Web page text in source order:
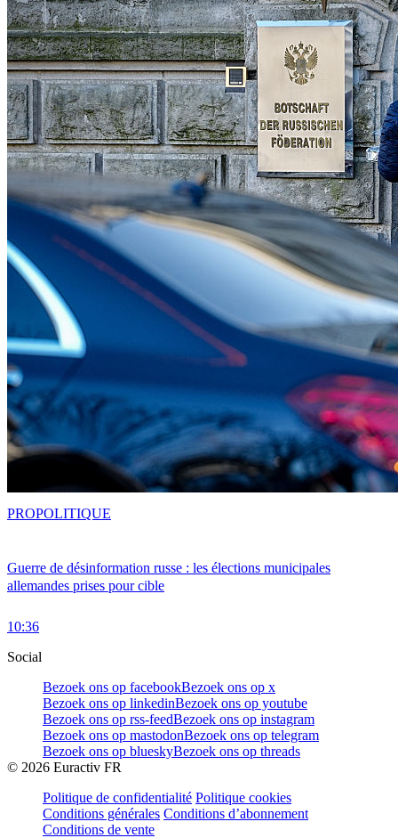
Guerre de désinformation russe : les élections municipales
allemandes prises pour cible
10:36
PROPOLITIQUE
Social
Bezoek ons op facebookBezoek ons op x
Bezoek ons op linkedinBezoek ons op youtube
Bezoek ons op rss-feedBezoek ons op instagram
Bezoek ons op mastodonBezoek ons op telegram
Bezoek ons op blueskyBezoek ons op threads
© 2026 Euractiv FR
Politique de confidentialité Politique cookies
Conditions générales Conditions d’abonnement
Conditions de vente